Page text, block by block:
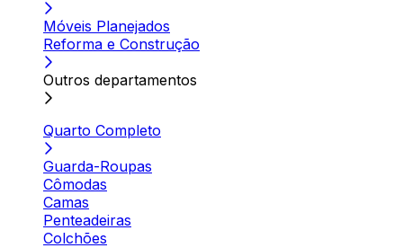
Móveis Planejados
Reforma e Construção
Outros departamentos
Quarto Completo
Guarda-Roupas
Cômodas
Camas
Penteadeiras
Colchões